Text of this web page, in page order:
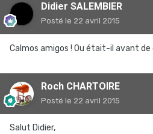
Didier SALEMBIER
Posté le 22 avril 2015
Calmos amigos ! Ou était-il avant de
Roch CHARTOIRE
Posté le 22 avril 2015
Salut Didier,